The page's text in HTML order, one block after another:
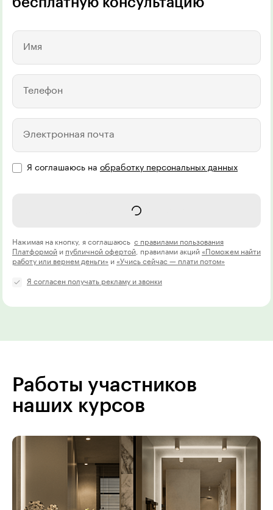
Имя
Телефон
Электронная почта
Я соглашаюсь на обработку персональных данных
Записаться на курс
Нажимая на кнопку, я соглашаюсь с правилами пользования
Платформой и публичной офертой, правилами акций «Поможем найти
работу или вернем деньги» и «Учись сейчас — плати потом»
Я согласен получать рекламу и звонки
Работы участников
наших курсов